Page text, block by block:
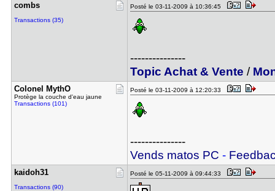
combs
Transactions (35)
Posté le 03-11-2009 à 10:36:45
---------------
Topic Achat & Vente /
Colonel My​thO
Protège la couche d'eau jaune
Transactions (101)
Posté le 03-11-2009 à 12:20:33
---------------
Vends matos PC -
kaidoh31
Transactions (90)
Posté le 05-11-2009 à 09:44:33